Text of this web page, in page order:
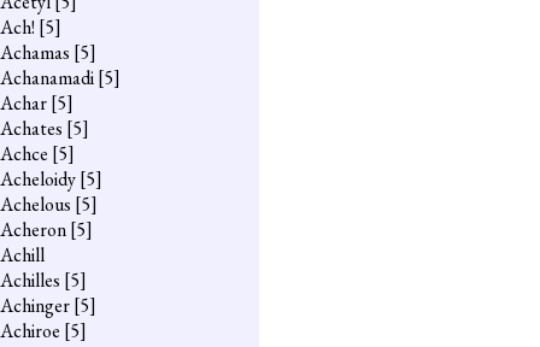
Ach! [5]
Achamas [5]
Achanamadi[5]
Achar[5]
Achates [5]
Achce [5]
Acheloidy[5]
Achelous [5]
Acheron[5]
Achill
Achilles [5]
Achinger[5]
Achiroe [5]